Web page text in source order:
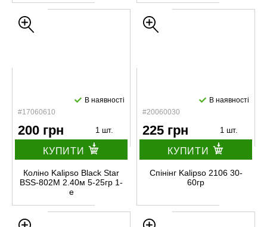
#17060610
В наявності
200 грн 1 шт.
КУПИТИ
Коліно Kalipso Black Star
BSS-802M 2.40м 5-25гp 1-
е
#20060030
В наявності
225 грн 1 шт.
КУПИТИ
Спінінг Kalipso 2106 30-
60гр